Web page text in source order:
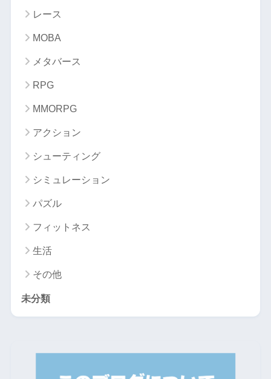
レース
MOBA
メタバース
RPG
MMORPG
アクション
シューティング
シミュレーション
パズル
フィットネス
生活
その他
未分類